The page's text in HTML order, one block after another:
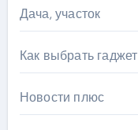
Дача, участок
Как выбрать гаджет
Новости плюс